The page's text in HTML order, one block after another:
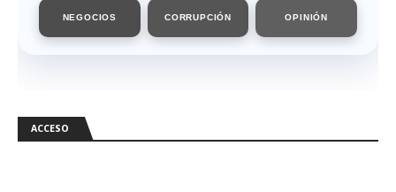
NEGOCIOS CORRUPCIÓN OPINIÓN
ACCESO